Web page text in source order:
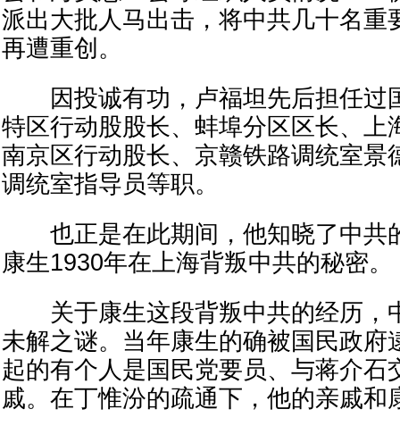
派出大批人马出击，将中共几十名重
再遭重创。
因投诚有功，卢福坦先后担任过
特区行动股股长、蚌埠分区区长、上
南京区行动股长、京赣铁路调统室景
调统室指导员等职。
也正是在此期间，他知晓了中共
康生1930年在上海背叛中共的秘密。
关于康生这段背叛中共的经历，
未解之谜。当年康生的确被国民政府
起的有个人是国民党要员、与蒋介石
戚。在丁惟汾的疏通下，他的亲戚和